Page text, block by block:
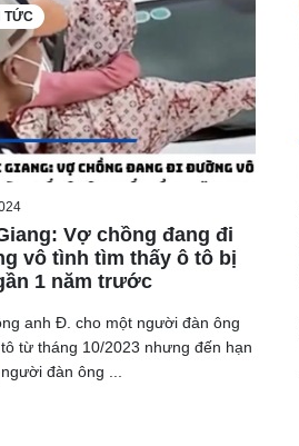
TỨC
Vợ chồng đang đi
vô tình tìm thấy ô tô bị
1 năm trước
anh Đ. cho một người đàn ông
từ tháng 10/2023 nhưng đến hạn
đàn ông ...